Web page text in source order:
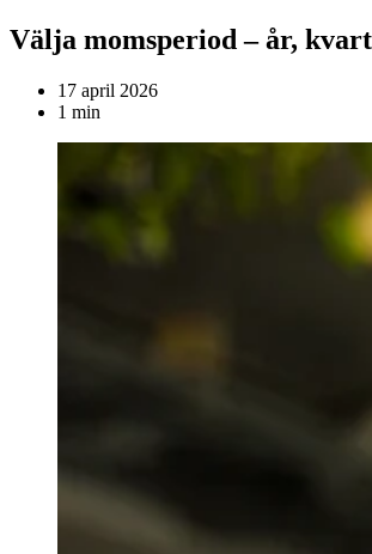
Välja momsperiod – år,
17 april 2026
1 min